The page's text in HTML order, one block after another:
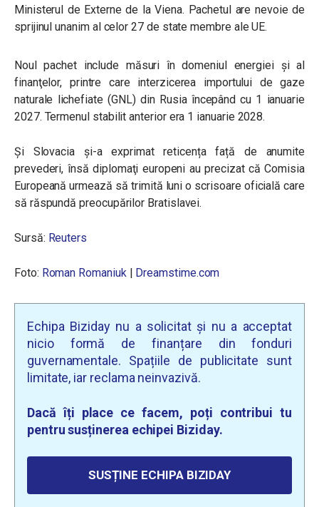
Ministerul de Externe de la Viena. Pachetul are nevoie de
sprijinul unanim al celor 27 de state membre ale UE.
Noul pachet include măsuri în domeniul energiei şi al
finanţelor, printre care interzicerea importului de gaze
naturale lichefiate (GNL) din Rusia începând cu 1 ianuarie
2027. Termenul stabilit anterior era 1 ianuarie 2028.
Și Slovacia și-a exprimat reticența față de anumite
prevederi, însă diplomaţi europeni au precizat că Comisia
Europeană urmează să trimită luni o scrisoare oficială care
să răspundă preocupărilor Bratislavei.
Sursă: Reuters
Foto: Roman Romaniuk| Dreamstime.com
Echipa Biziday nu a solicitat și nu a acceptat
nicio formă de finanțare din fonduri
guvernamentale. Spațiile de publicitate sunt
limitate, iar reclama neinvazivă.
Dacă îți place ce facem, poți contribui tu
pentru susținerea echipei Biziday.
SUSȚINE ECHIPA BIZIDAY